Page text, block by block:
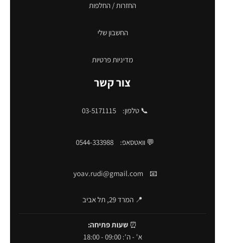
החזרות / החלפות
החשבון שלי
מדיניות פרטיות
צור קשר
📞 טלפון: 03-5171115
💬 וואטסאפ: 0544-333988
📧
yoav.rudi@gmail.com
📍 המרד 29, תל אביב
⏰ שעות פתיחה:
א' - ה': 09:00 - 18:00